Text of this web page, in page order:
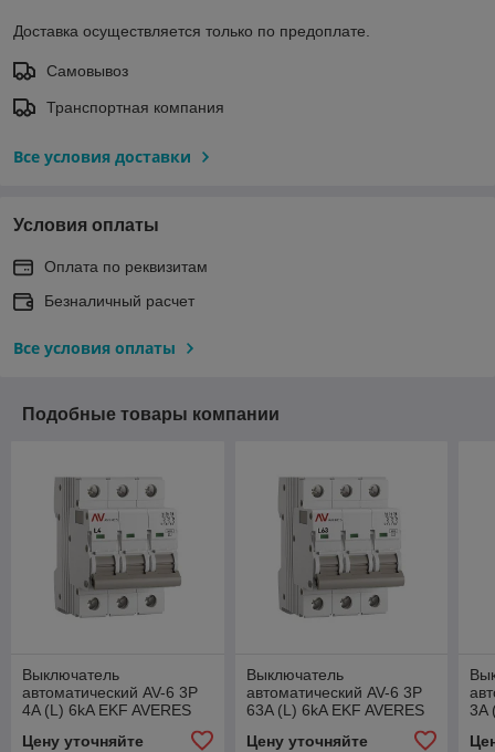
Доставка осуществляется только по предоплате.
Самовывоз
Транспортная компания
Все условия доставки
Условия оплаты
Оплата по реквизитам
Безналичный расчет
Все условия оплаты
Подобные товары компании
Выключатель
автоматический AV-6 3P
4A (L) 6kA EKF AVERES
Цену уточняйте
Выключатель
автоматический AV-6 3P
63A (L) 6kA EKF AVERES
Цену уточняйте
3A